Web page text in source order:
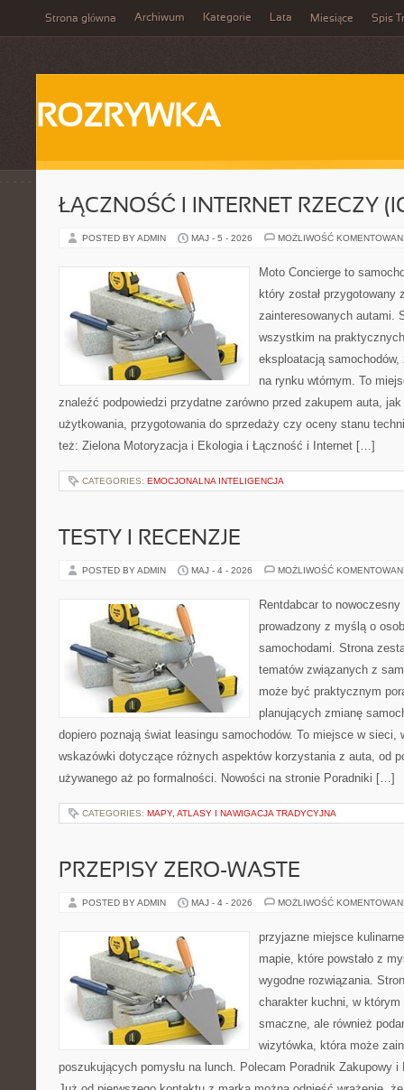
Strona główna Archiwum Kategorie Lata Miesiące Spis
ROZRYWKA
ŁĄCZNOŚĆ I INTERNET RZECZY
POSTED BY ADMIN MAJ - 5 - 2026 MOŻLIWOŚĆ
Moto Concierge to
który został przygotowany
zainteresowanych autami.
wszystkim na
eksploatacją
na rynku wtórnym. To
znaleźć podpowiedzi przydatne zarówno przed zakupem auta,
użytkowania, przygotowania do sprzedaży czy oceny stanu
też: Zielona Motoryzacja i Ekologia i Łączność i Internet […]
CATEGORIES: EMOCJONALNA INTELIGENCJA
TESTY I RECENZJE
POSTED BY ADMIN MAJ - 4 - 2026 MOŻLIWOŚĆ
Rentdabcar to
prowadzony z myślą o
samochodami. Strona
tematów związanych z
może być praktycznym
planujących zmianę
dopiero poznają świat leasingu samochodów. To miejsce w sieci,
wskazówki dotyczące różnych aspektów korzystania z auta, od
używanego aż po formalności. Nowości na stronie Poradniki […]
CATEGORIES: MAPY, ATLASY I NAWIGACJA TRADYCYJNA
PRZEPISY ZERO-WASTE
POSTED BY ADMIN MAJ - 4 - 2026 MOŻLIWOŚĆ
przyjazne miejsce
mapie, które powstało z
wygodne rozwiązania.
charakter kuchni, w
smaczne, ale również
wizytówka, która może
poszukujących pomysłu na lunch. Polecam Poradnik Zakupowy